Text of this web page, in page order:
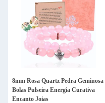
8mm Rosa Quartz Pedra Geminosa
Bolas Pulseira Energia Curativa
Encanto Joias